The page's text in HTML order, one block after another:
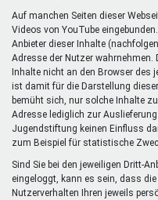
Auf manchen Seiten dieser
Videos von YouTube
Anbieter dieser Inhalte
Adresse der Nutzer wahrnehmen.
Inhalte nicht an den Browser des
ist damit für die Darstellung
bemüht sich, nur solche Inhalte
Adresse lediglich zur
Jugendstiftung keinen Einfluss
zum Beispiel für statistische
Sind Sie bei den jeweiligen Dritt-
eingeloggt, kann es sein, dass
Nutzerverhalten Ihren jeweils